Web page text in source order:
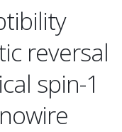
reversal
spin-1